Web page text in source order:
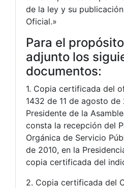
de la ley y su
Oficial.»
Para el
adjunto los
documentos:
1. Copia certificada del
1432 de 11 de agosto
Presidente de la
consta la recepción del
Orgánica de Servicio
de 2010, en la
copia certificada del
2. Copia certificada del